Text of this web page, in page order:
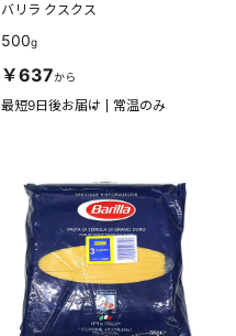
バリラ クスクス
500g
￥637から
最短9日後お届け 常温のみ